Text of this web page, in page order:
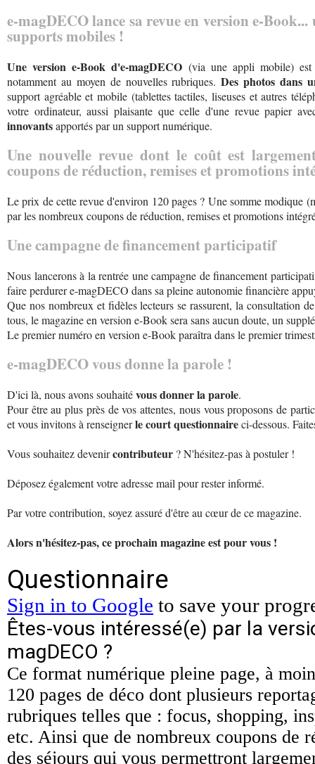
e-magDECO lance sa revue en version e-
supports mobiles !
Une version e-Book d'e-magDECO (via une appli mobile)
notamment au moyen de nouvelles rubriques.Des photos dans
support agréable et mobile (tablettes tactiles, liseuses et autres
votre ordinateur, aussi plaisante que celle d'une revue papier
innovantsapportés par un support numérique.
Une nouvelle revue dont le coût est
coupons de réduction, remises et promotions
Le prix de cette revue d'environ 120 pages ? Une somme modique
par les nombreux coupons de réduction, remises et promotions
Une campagne de financement participatif
Nous lancerons à la rentrée une campagne de financement
faire perdurer e-magDECO dans sa pleine autonomie financière
Que nos nombreux et fidèles lecteurs se rassurent, la consultation
tous, le magazine en version e-Book sera sans aucun doute, un
Le premier numéro en version e-Book paraîtra dans le premier
e-magDECO vous donne la parole !
D'ici là, nous avons souhaitévous donner la parole.
Pour être au plus près de vos attentes, nous vous proposons de
et vous invitons à renseignerle court questionnaireci-dessous.
Vous souhaitez devenircontributeur ? N'hésitez-pas à postuler !
Déposez également votre adresse mail pour rester informé.
Par votre contribution, soyez assuré d'être au cœur de ce magazine.
Alors n'hésitez-pas, ce prochain magazine est pour vous !